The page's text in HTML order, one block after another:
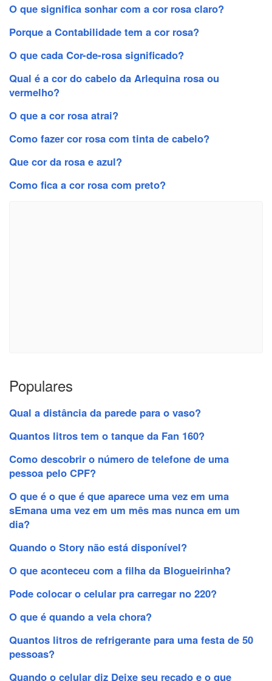
O que significa sonhar com a cor rosa claro?
Porque a Contabilidade tem a cor rosa?
O que cada Cor-de-rosa significado?
Qual é a cor do cabelo da Arlequina rosa ou
vermelho?
O que a cor rosa atrai?
Como fazer cor rosa com tinta de cabelo?
Que cor da rosa e azul?
Como fica a cor rosa com preto?
Populares
Qual a distância da parede para o vaso?
Quantos litros tem o tanque da Fan 160?
Como descobrir o número de telefone de uma
pessoa pelo CPF?
O que é o que é que aparece uma vez em uma
sEmana uma vez em um mês mas nunca em um
dia?
Quando o Story não está disponível?
O que aconteceu com a filha da Blogueirinha?
Pode colocar o celular pra carregar no 220?
O que é quando a vela chora?
Quantos litros de refrigerante para uma festa de 50
pessoas?
Quando o celular diz Deixe seu recado e o que